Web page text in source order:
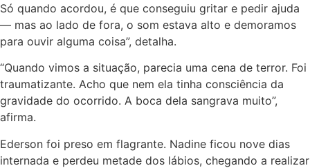
Só quando acordou, é que conseguiu gritar e pedir ajuda
— mas ao lado de fora, o som estava alto e demoramos
para ouvir alguma coisa”, detalha.
“Quando vimos a situação, parecia uma cena de terror. Foi
traumatizante. Acho que nem ela tinha consciência da
gravidade do ocorrido. A boca dela sangrava muito”,
afirma.
Ederson foi preso em flagrante. Nadine ficou nove dias
internada e perdeu metade dos lábios, chegando a realizar